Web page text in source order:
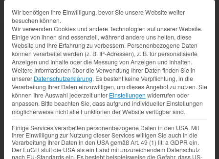
Datenschutz-Präferenz
Wir benötigen Ihre Einwilligung, bevor Sie unsere Website weiter
besuchen können.
Wir verwenden Cookies und andere Technologien auf unserer Website.
Einige von ihnen sind essenziell, während andere uns helfen, diese
Website und Ihre Erfahrung zu verbessern. Personenbezogene Daten
können verarbeitet werden (z. B. IP-Adressen), z. B. für personalisierte
Anzeigen und Inhalte oder die Messung von Anzeigen und Inhalten.
Weitere Informationen über die Verwendung Ihrer Daten finden Sie in
unserer Datenschutzerklärung. Es besteht keine Verpflichtung, in die
Verarbeitung Ihrer Daten einzuwilligen, um dieses Angebot zu nutzen. Sie
können Ihre Auswahl jederzeit unter Einstellungen widerrufen oder
anpassen. Bitte beachten Sie, dass aufgrund individueller Einstellungen
möglicherweise nicht alle Funktionen der Website verfügbar sind.
Einige Services verarbeiten personenbezogene Daten in den USA. Mit
Ihrer Einwilligung zur Nutzung dieser Services willigen Sie auch in die
Verarbeitung Ihrer Daten in den USA gemäß Art. 49 (1) lit. a GDPR ein.
Der EuGH stuft die USA als ein Land mit unzureichendem Datenschutz
nach EU-Standards ein. Es besteht beispielsweise die Gefahr, dass US-